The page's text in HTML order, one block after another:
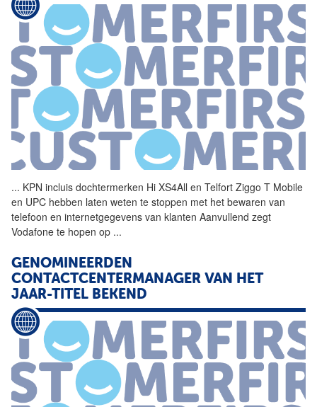
... KPN incluis dochtermerken Hi XS4All en Telfort Ziggo T Mobile
en UPC hebben laten weten te stoppen met het bewaren van
telefoon en internetgegevens van klanten Aanvullend zegt
Vodafone te hopen op ...
GENOMINEERDEN
CONTACTCENTERMANAGER VAN HET
JAAR-TITEL BEKEND